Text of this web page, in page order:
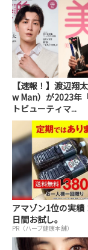
【速報！】渡辺翔
w Man）が2023年
トビューティマ...
アマゾン1位の実績
日間お試し。
PR（ハーブ健康本舗）